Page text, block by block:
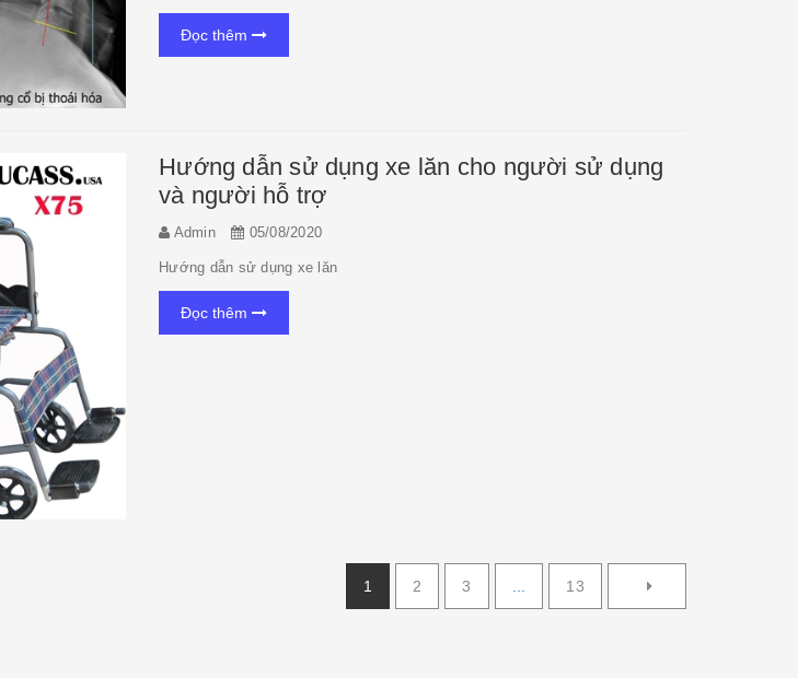
nguyên nhân khác nhau trong công việc, lao động, hoạt độn...
Đọc thêm
Hướng dẫn sử dụng xe lăn cho người sử dụng
và người hỗ trợ
Admin 05/08/2020
Hướng dẫn sử dụng xe lăn
Đọc thêm
1 2 3 ... 13